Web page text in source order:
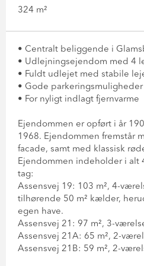
324 m²
• Centralt beliggende i
• Udlejningsejendom med 4
• Fuldt udlejet med stabile
• Gode
• For nyligt indlagt fjernvarme
Ejendommen er opført i år
1968. Ejendommen fremstår
facade, samt med klassisk
Ejendommen indeholder i alt
tag:
Assensvej 19: 103 m², 4-
tilhørende 50 m² kælder,
egen have.
Assensvej 21: 97 m², 3-
Assensvej 21A: 65 m², 2-
Assensvej 21B: 59 m², 2-